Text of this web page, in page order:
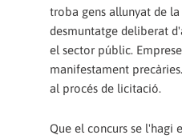
troba gens allunyat de
desmuntatge deliberat
el sector públic.
manifestament
al procés de licitació.
Que el concurs se l'hagi